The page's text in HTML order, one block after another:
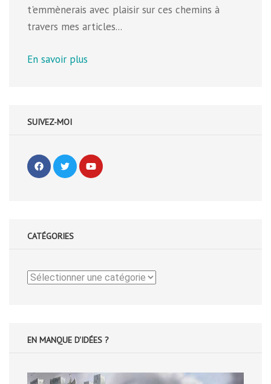
t'emmènerais avec plaisir sur ces chemins à
travers mes articles...
En savoir plus
SUIVEZ-MOI
CATÉGORIES
Catégories
EN MANQUE D'IDÉES ?